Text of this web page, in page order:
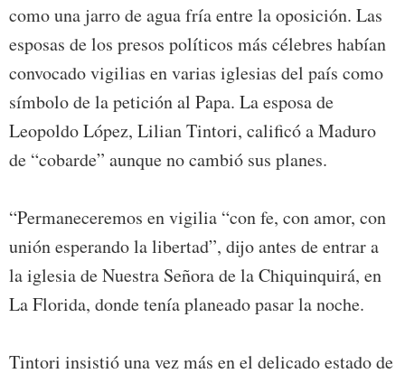
como una jarro de agua fría entre la oposición. Las
esposas de los presos políticos más célebres habían
convocado vigilias en varias iglesias del país como
símbolo de la petición al Papa. La esposa de
Leopoldo López, Lilian Tintori, calificó a Maduro
de “cobarde” aunque no cambió sus planes.
“Permaneceremos en vigilia “con fe, con amor, con
unión esperando la libertad”, dijo antes de entrar a
la iglesia de Nuestra Señora de la Chiquinquirá, en
La Florida, donde tenía planeado pasar la noche.
Tintori insistió una vez más en el delicado estado de